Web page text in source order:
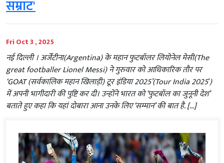
सम्राट'
Fri Oct 3 , 2025
नई दिल्‍ली । अर्जेंटीना(Argentina) के महान फुटबॉलर लियोनेल मेसी(The
great footballer Lionel Messi) ने गुरुवार को आधिकारिक तौर पर
‘GOAT (सर्वकालिक महान खिलाड़ी) टूर इंडिया 2025’(Tour India 2025′)
में अपनी भागीदारी की पुष्टि कर दी। उन्होंने भारत को ‘फुटबॉल का जुनूनी देश’
बताते हुए कहा कि यहां दोबारा आना उनके लिए ‘सम्मान’ की बात है. […]